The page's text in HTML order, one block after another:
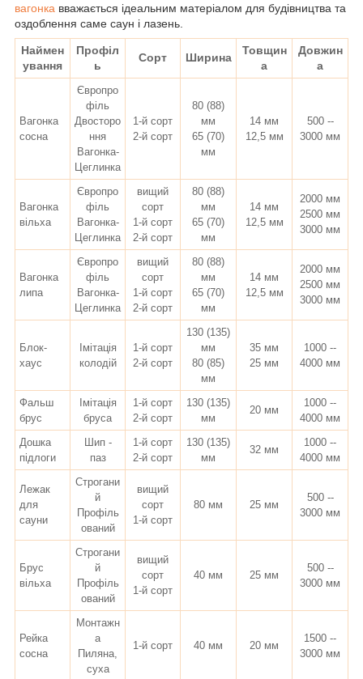
вагонка вважається ідеальним матеріалом для будівництва та
оздоблення саме саун і лазень.
Наймен
ування
Профіл
ь
Сорт Ширина
Товщин
а
Довжин
а
Вагонка
сосна
Європро
філь
Двосторо
ння
Вагонка-
Цеглинка
1-й сорт
2-й сорт
80 (88)
мм
65 (70)
мм
14 мм
12,5 мм
500 --
3000 мм
Вагонка
вільха
Європро
філь
Вагонка-
Цеглинка
вищий
сорт
1-й сорт
2-й сорт
80 (88)
мм
65 (70)
мм
14 мм
12,5 мм
2000 мм
2500 мм
3000 мм
Вагонка
липа
Європро
філь
Вагонка-
Цеглинка
вищий
сорт
1-й сорт
2-й сорт
80 (88)
мм
65 (70)
мм
14 мм
12,5 мм
2000 мм
2500 мм
3000 мм
Блок-
хаус
Імітація
колодій
1-й сорт
2-й сорт
130 (135)
мм
80 (85)
мм
35 мм
25 мм
1000 --
4000 мм
Фальш
брус
Імітація
бруса
1-й сорт
2-й сорт
130 (135)
мм
20 мм
1000 --
4000 мм
Дошка
підлоги
Шип -
паз
1-й сорт
2-й сорт
130 (135)
мм
32 мм
1000 --
4000 мм
Лежак
для
сауни
Строгани
й
Профіль
ований
вищий
сорт
1-й сорт
80 мм 25 мм
500 --
3000 мм
Брус
вільха
Строгани
й
Профіль
ований
вищий
сорт
1-й сорт
40 мм 25 мм
500 --
3000 мм
Рейка
сосна
Монтажн
а
Пиляна,
суха
1-й сорт 40 мм 20 мм
1500 --
3000 мм